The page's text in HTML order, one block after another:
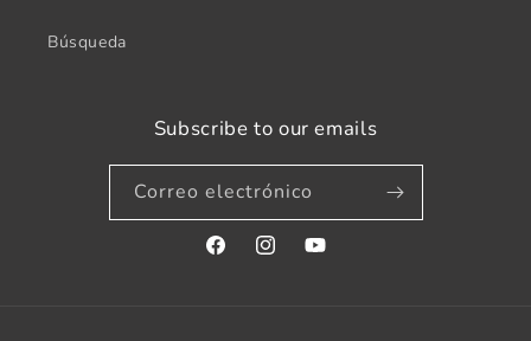
Búsqueda
Subscribe to our emails
Correo electrónico
FacebookInstagramYouTube